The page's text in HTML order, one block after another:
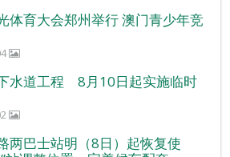
体育大会郑州举行 澳门青少年竞
水道工程 8月10日起实施临时
两巴士站明（8日）起恢复使